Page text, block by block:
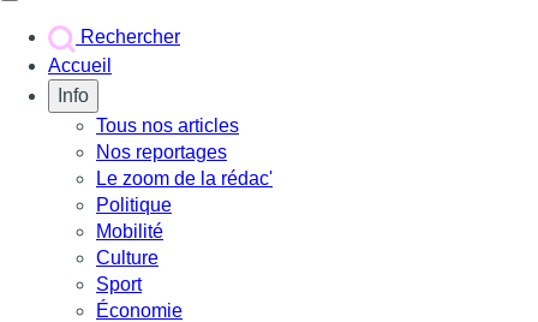
Rechercher
Accueil
Info
Tous nos articles
Nos reportages
Le zoom de la rédac'
Politique
Mobilité
Culture
Sport
Économie